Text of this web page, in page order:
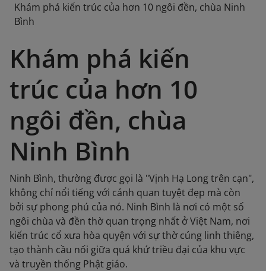
Khám phá kiến trúc của hơn 10 ngôi đền, chùa Ninh
Bình
Khám phá kiến
trúc của hơn 10
ngôi đền, chùa
Ninh Bình
Ninh Bình, thường được gọi là "Vịnh Hạ Long trên cạn",
không chỉ nổi tiếng với cảnh quan tuyệt đẹp mà còn
bởi sự phong phú của nó. Ninh Bình là nơi có một số
ngôi chùa và đền thờ quan trọng nhất ở Việt Nam, nơi
kiến trúc cổ xưa hòa quyện với sự thờ cúng linh thiêng,
tạo thành cầu nối giữa quá khứ triều đại của khu vực
và truyền thống Phật giáo.